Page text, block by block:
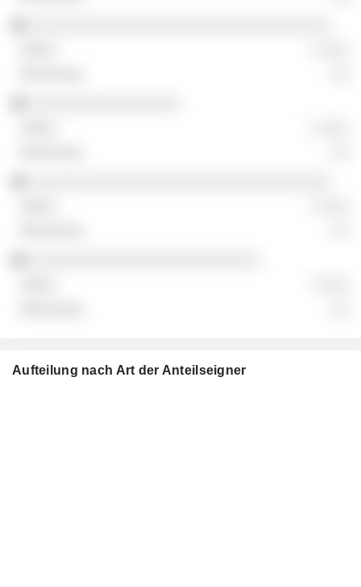
Aufteilung nach Art der Anteilseigner